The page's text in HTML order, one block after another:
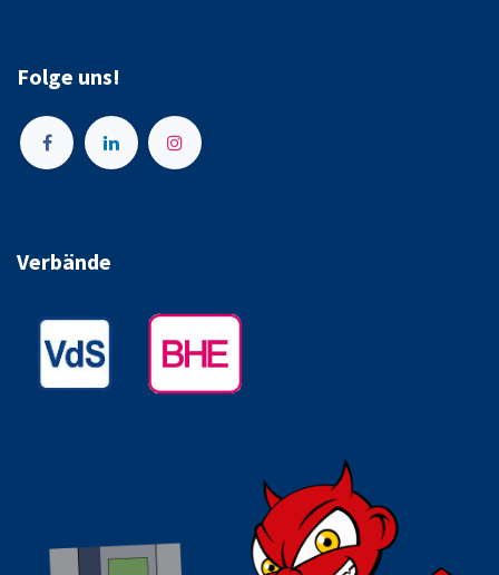
Folge uns!
Verbände